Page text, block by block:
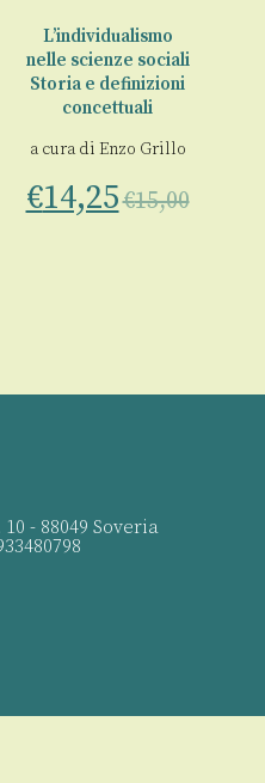
L’individualismo
nelle scienze sociali
Storia e definizioni
concettuali
a cura di Enzo Grillo
€14,25€15,00
- 88049 Soveria